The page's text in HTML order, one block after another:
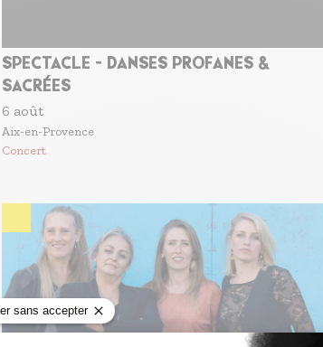
SPECTACLE - DANSES PROFANES &
SACRÉES
6 août
Aix-en-Provence
Concert